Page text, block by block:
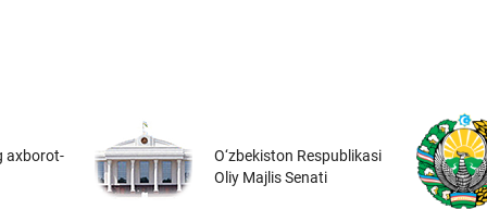
axborot-
O‘zbekiston Respublikasi
Oliy Majlis Senati